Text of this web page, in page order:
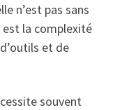
n’est pas sans
est la complexité
et de
souvent